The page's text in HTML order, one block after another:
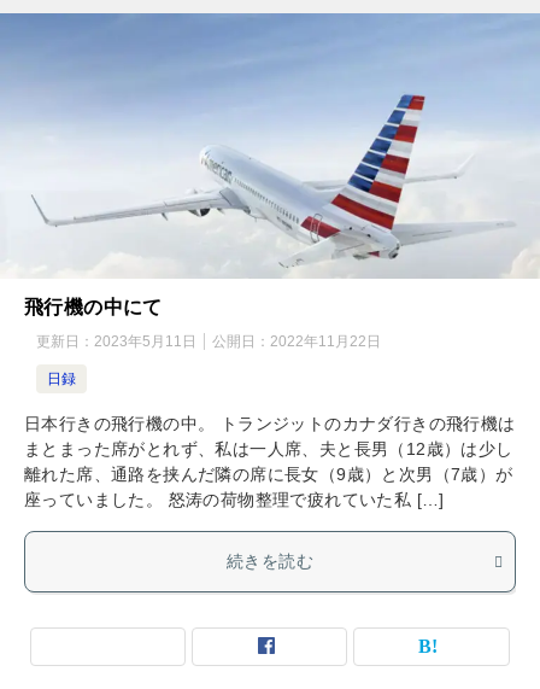
飛行機の中にて
更新日： 2023年5月11日 公開日： 2022年11月22日
日録
日本行きの飛行機の中。 トランジットのカナダ行きの飛行機は
まとまった席がとれず、私は一人席、夫と長男（12歳）は少し
離れた席、通路を挟んだ隣の席に長女（9歳）と次男（7歳）が
座っていました。 怒涛の荷物整理で疲れていた私 […]
続きを読む